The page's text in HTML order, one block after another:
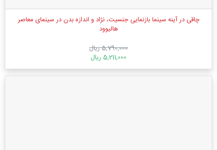
چاقی در آینه سینما بازنمایی جنسیت، نژاد و اندازه بدن در سینمای معاصر
هالیوود
5,790,000 ریال
5,211,000 ریال